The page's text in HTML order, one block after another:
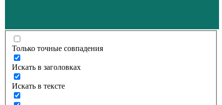
Только точные совпадения
Искать в заголовках
Искать в тексте